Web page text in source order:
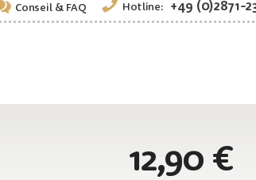
Conseil& FAQ Hotline: +49 (0)2871-
12,90 €